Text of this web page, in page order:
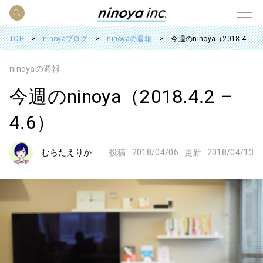
TOP ninoyaブログ ninoyaの週報 今週のninoya（2018.4.2 – 4.6）
ninoyaの週報
今週のninoya（2018.4.2 –
4.6）
むらたえりか 投稿 : 2018/04/06 更新 : 2018/04/13